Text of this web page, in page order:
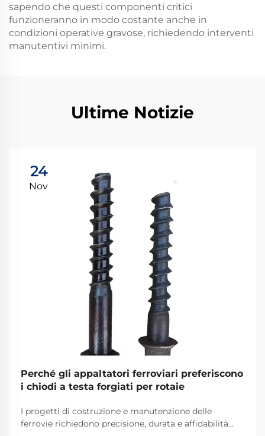
sapendo che questi componenti critici
funzioneranno in modo costante anche in
condizioni operative gravose, richiedendo interventi
manutentivi minimi.
Ultime Notizie
24
Nov
Perché gli appaltatori ferroviari preferiscono
i chiodi a testa forgiati per rotaie
I progetti di costruzione e manutenzione delle
ferrovie richiedono precisione, durata e affidabilità